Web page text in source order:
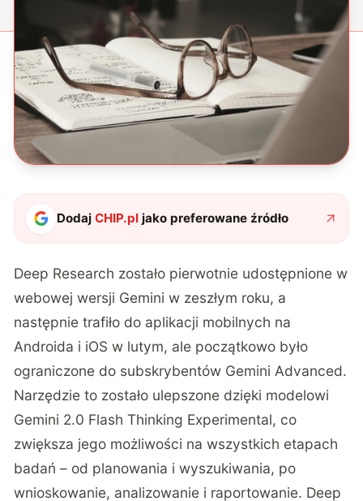
DodajCHIP.pl jako preferowane źródło
Deep Research zostało pierwotnie udostępnione w
webowej wersji Gemini w zeszłym roku, a
następnie trafiło do aplikacji mobilnych na
Androida i iOS w lutym, ale początkowo było
ograniczone do subskrybentów Gemini Advanced.
Narzędzie to zostało ulepszone dzięki modelowi
Gemini 2.0 Flash Thinking Experimental, co
zwiększa jego możliwości na wszystkich etapach
badań – od planowania i wyszukiwania, po
wnioskowanie, analizowanie i raportowanie. Deep